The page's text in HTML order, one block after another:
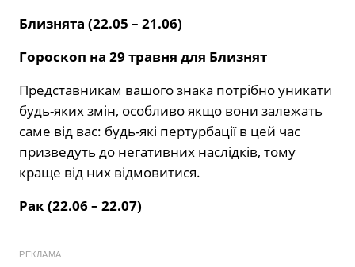
Близнята (22.05 – 21.06)
Гороскоп на 29 травня для Близнят
Представникам вашого знака потрібно уникати
будь-яких змін, особливо якщо вони залежать
саме від вас: будь-які пертурбації в цей час
призведуть до негативних наслідків, тому
краще від них відмовитися.
Рак (22.06 – 22.07)
РЕКЛАМА